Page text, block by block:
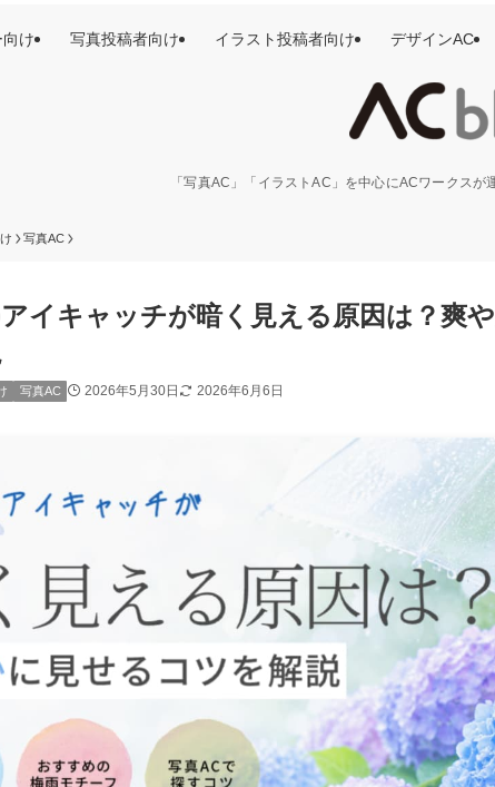
「写真AC」「イラストAC」を中心にACワークスが
け 写真投稿者向け イラスト投稿者向け デザインAC
写真AC
イキャッチが暗く見える原因は？爽
写真AC 2026年5月30日 2026年6月6日